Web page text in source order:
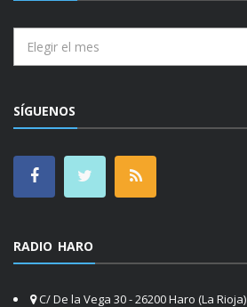
SÍGUENOS
RADIO HARO
C/ De la Vega 30 - 26200 Haro (La Rioja)